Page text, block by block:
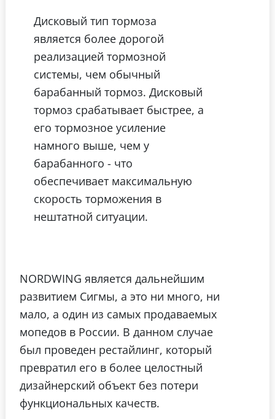
Дисковый тип тормоза
является более дорогой
реализацией тормозной
системы, чем обычный
барабанный тормоз. Дисковый
тормоз срабатывает быстрее, а
его тормозное усиление
намного выше, чем у
барабанного - что
обеспечивает максимальную
скорость торможения в
нештатной ситуации.
NORDWING является дальнейшим
развитием Сигмы, а это ни много, ни
мало, а один из самых продаваемых
мопедов в России. В данном случае
был проведен рестайлинг, который
превратил его в более целостный
дизайнерский объект без потери
функциональных качеств.